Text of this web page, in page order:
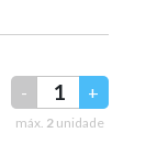
- +
máx. 2 unidade